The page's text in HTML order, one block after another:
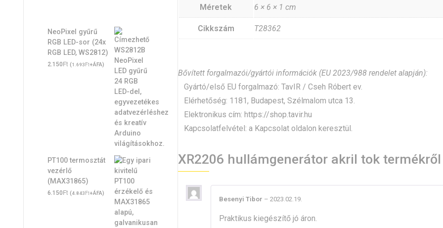
Méretek 6 × 6 × 1 cm
Cikkszám T28362
Bővített forgalmazói/gyártói információk (EU 2023/988 rendelet alapján):
Gyártó/első EU forgalmazó: TavIR / Cseh Róbert ev.
Elérhetőség: 1181, Budapest, Szélmalom utca 13.
Elektronikus cím: https://shop.tavir.hu
Kapcsolatfelvétel: a Kapcsolat oldalon keresztül .
XR2206 hullámgenerátor akril toktermékről
Besenyi Tibor – 2023.02.19.
Praktikus kiegészítő jó áron.
NeoPixel gyűrű
RGB LED-sor (24x
RGB LED, WS2812)
2.150Ft (1.693Ft+ÁFA)
PT100 termosztát
vezérlő
(MAX31865)
6.150Ft (4.843Ft+ÁFA)